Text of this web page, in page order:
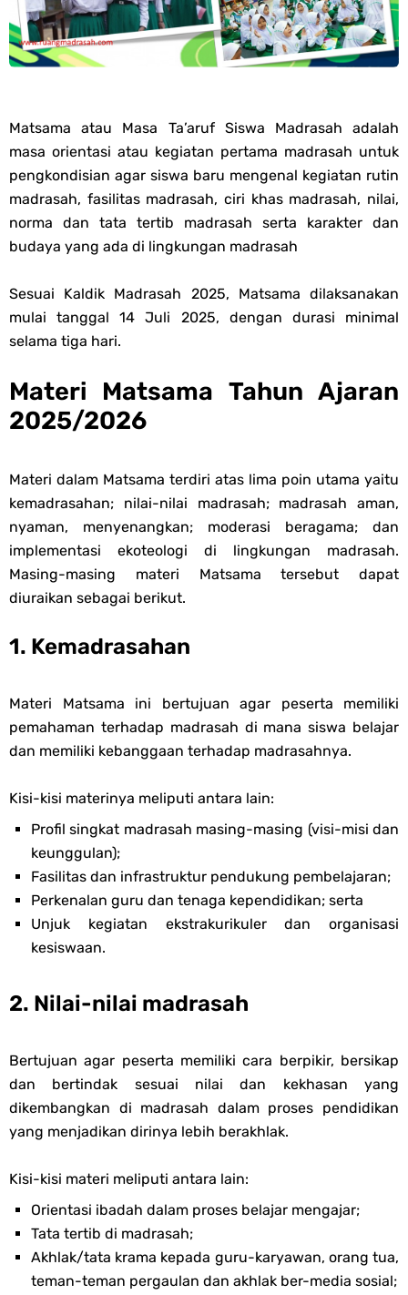
POS UM Jenjang MI, MTs Dan MA Tahun 2026
Jawaban Tugas Mandiri Dan Tugas Refleksi Modul Pedagogik SKI
Jawaban Tugas Mandiri Dan Tugas Refleksi Modul Pedagogik Fiqih
PPG 2025
Jawaban Tugas Mandiri Dan Tugas Refleksi Modul Pedagogik Al-
Soal OMI Geografi Terintegrasi Jenjang MA
Soal OMI KIMIA Terintegrasi Jenjang MA
Unduh Buku Teks Utama (BTU) Mapel Akidah Akhlak Jenang MI, MTs
Dan MA Tahun 2026
Matsama atau Masa Ta’aruf Siswa Madrasah adalah
masa orientasi atau kegiatan pertama madrasah untuk
pengkondisian agar siswa baru mengenal kegiatan rutin
madrasah, fasilitas madrasah, ciri khas madrasah, nilai,
norma dan tata tertib madrasah serta karakter dan
budaya yang ada di lingkungan madrasah
Sesuai Kaldik Madrasah 2025, Matsama dilaksanakan
mulai tanggal 14 Juli 2025, dengan durasi minimal
selama tiga hari.
Materi Matsama Tahun Ajaran
2025/2026
Materi dalam Matsama terdiri atas lima poin utama yaitu
kemadrasahan; nilai-nilai madrasah; madrasah aman,
nyaman, menyenangkan; moderasi beragama; dan
implementasi ekoteologi di lingkungan madrasah.
Masing-masing materi Matsama tersebut dapat
diuraikan sebagai berikut.
1. Kemadrasahan
Materi Matsama ini bertujuan agar peserta memiliki
pemahaman terhadap madrasah di mana siswa belajar
dan memiliki kebanggaan terhadap madrasahnya.
Kisi-kisi materinya meliputi antara lain:
Profil singkat madrasah masing-masing (visi-misi dan
keunggulan);
Fasilitas dan infrastruktur pendukung pembelajaran;
Perkenalan guru dan tenaga kependidikan; serta
Unjuk kegiatan ekstrakurikuler dan organisasi
kesiswaan.
2. Nilai-nilai madrasah
Bertujuan agar peserta memiliki cara berpikir, bersikap
dan bertindak sesuai nilai dan kekhasan yang
dikembangkan di madrasah dalam proses pendidikan
yang menjadikan dirinya lebih berakhlak.
Kisi-kisi materi meliputi antara lain:
Orientasi ibadah dalam proses belajar mengajar;
Tata tertib di madrasah;
Akhlak/tata krama kepada guru-karyawan, orang tua,
teman-teman pergaulan dan akhlak ber-media sosial;